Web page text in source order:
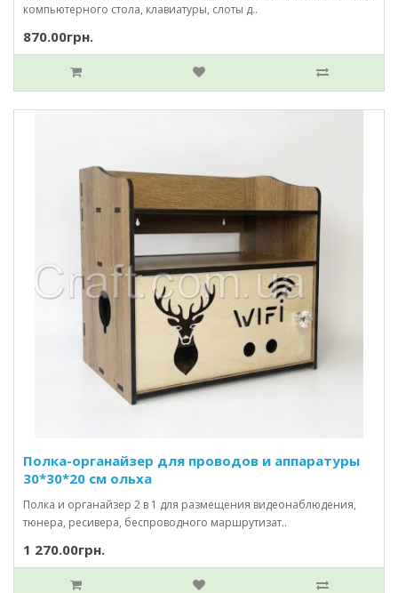
компьютерного стола, клавиатуры, слоты д..
870.00грн.
Полка-органайзер для проводов и аппаратуры
30*30*20 см ольха
Полка и органайзер 2 в 1 для размещения видеонаблюдения,
тюнера, ресивера, беспроводного маршрутизат..
1 270.00грн.